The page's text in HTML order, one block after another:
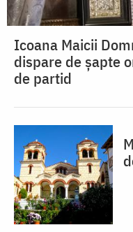
Icoana Maicii
dispare de șapte
de partid